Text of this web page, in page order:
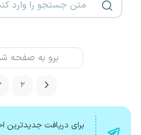
۲
برای دریافت جدیدترین